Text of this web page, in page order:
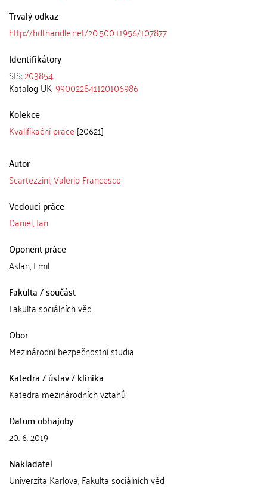
Trvalý odkaz
http://hdl.handle.net/20.500.11956/107877
Identifikátory
SIS:203854
Katalog UK:990022841120106986
Kolekce
Kvalifikační práce [20621]
Autor
Scartezzini, Valerio Francesco
Vedoucí práce
Daniel, Jan
Oponent práce
Aslan, Emil
Fakulta / součást
Fakulta sociálních věd
Obor
Mezinárodní bezpečnostní studia
Katedra / ústav / klinika
Katedra mezinárodních vztahů
Datum obhajoby
20. 6. 2019
Nakladatel
Univerzita Karlova, Fakulta sociálních věd